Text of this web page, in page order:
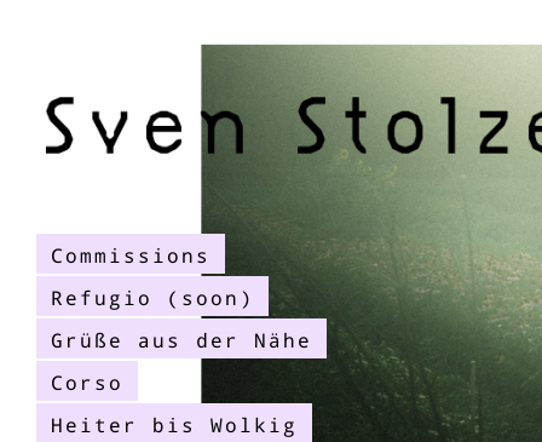
Commissions
Refugio (soon)
Grüße aus der Nähe
Corso
Heiter bis Wolkig